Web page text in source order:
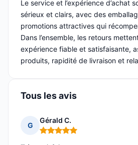
Le service et l’expérience d’achat
sérieux et clairs, avec des
promotions attractives qui
Dans l’ensemble, les retours
expérience fiable et satisfaisante,
produits, rapidité de livraison et
Tous les avis
G
Gérald C.
Note : 5 sur 5